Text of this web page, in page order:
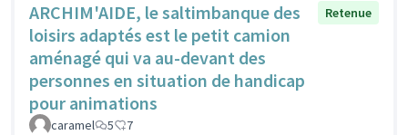
ARCHIM'AIDE, le saltimbanque des
loisirs adaptés est le petit camion
aménagé qui va au-devant des
personnes en situation de handicap
pour animations
Retenue
caramel 5 7